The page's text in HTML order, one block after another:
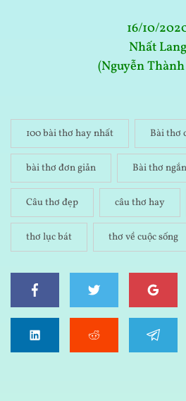
16/10/
Nhất Lang
(Nguyễn Thành
100 bài thơ hay nhất Bài thơ
bài thơ đơn giản Bài thơ ngắn
Câu thơ đẹp câu thơ hay
thơ lục bát thơ về cuộc sống